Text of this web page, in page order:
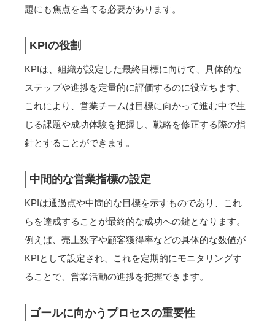
題にも焦点を当てる必要があります。
KPIの役割
KPIは、組織が設定した最終目標に向けて、具体的な
ステップや進捗を定量的に評価するのに役立ちます。
これにより、営業チームは目標に向かって進む中で生
じる課題や成功体験を把握し、戦略を修正する際の指
針とすることができます。
中間的な営業指標の設定
KPIは通過点や中間的な目標を示すものであり、これ
らを達成することが最終的な成功への鍵となります。
例えば、売上数字や顧客獲得率などの具体的な数値が
KPIとして設定され、これを定期的にモニタリングす
ることで、営業活動の進捗を把握できます。
ゴールに向かうプロセスの重要性